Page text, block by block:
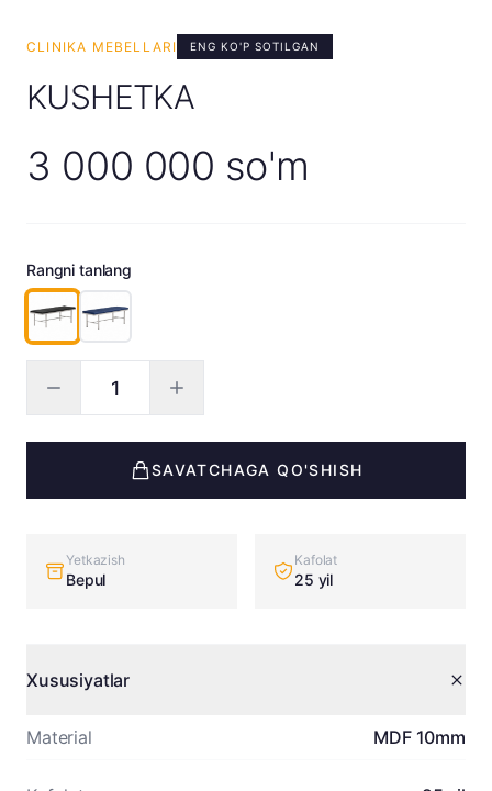
CLINIKA MEBELLARI ENG KO'P SOTILGAN
KUSHETKA
3 000 000 so'm
Rangni tanlang
SAVATCHAGA QO'SHISH
Yetkazish
Bepul
Kafolat
25 yil
Xususiyatlar
Material MDF 10mm